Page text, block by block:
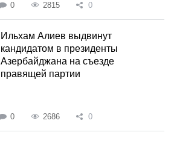
0 2815 0
Ильхам Алиев выдвинут
кандидатом в президенты
Азербайджана на съезде
правящей партии
0 2686 0